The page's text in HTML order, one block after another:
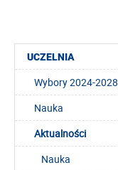
UCZELNIA
Wybory 2024-2028
Nauka
Aktualności
Nauka